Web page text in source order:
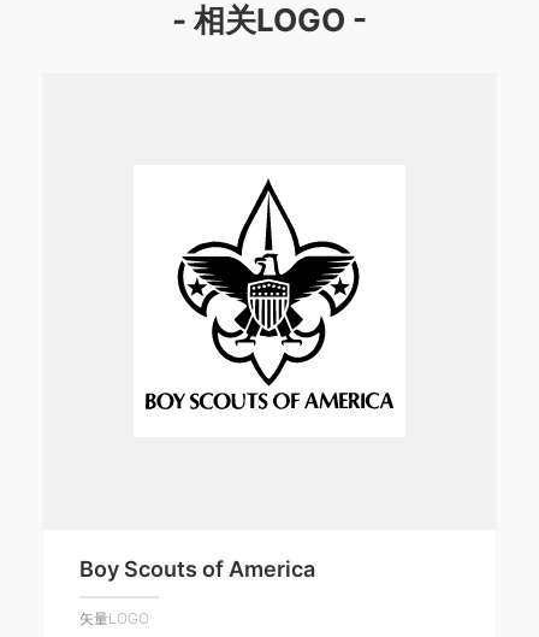
- 相关LOGO -
Boy Scouts of America
矢量LOGO